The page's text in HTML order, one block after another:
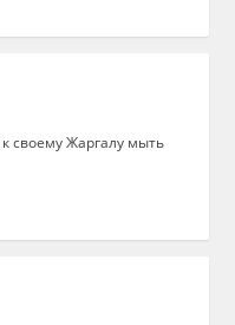
своему Жаргалу мыть